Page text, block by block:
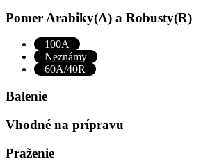
Pomer Arabiky(A) a Robusty(R)
100A
Neznámy
60A/40R
Balenie
Vhodné na prípravu
Praženie